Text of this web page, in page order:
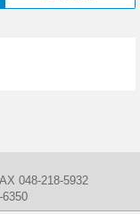
048-218-5932